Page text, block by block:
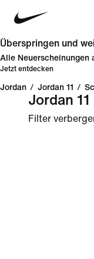
Überspringen und
Alle Neuerscheinungen
Jetzt entdecken
Jordan / Jordan 11 /
Jordan
Filter